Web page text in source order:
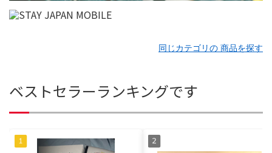
同じカテゴリの 商品を探す
ベストセラーランキングです